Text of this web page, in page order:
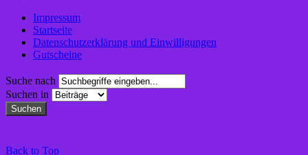
Impressum
Startseite
Datenschutzerklärung und Einwilligungen
Gutscheine
Suche nach
Suchen in
Suchen
Back to Top